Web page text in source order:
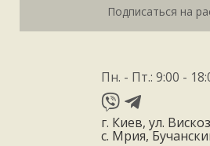
Подписаться на
Пн. - Пт.: 9:00 -
г. Киев, ул.
с. Мрия,